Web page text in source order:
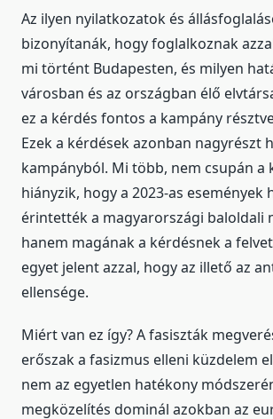
Az ilyen nyilatkozatok és
bizonyítanák, hogy foglalkoznak
mi történt Budapesten, és milyen
városban és az országban élő
ez a kérdés fontos a kampány
Ezek a kérdések azonban nagyrészt
kampányból. Mi több, nem csupán a
hiányzik, hogy a 2023-as események
érintették a magyarországi baloldali
hanem magának a kérdésnek a
egyet jelent azzal, hogy az illető az
ellensége.
Miért van ez így? A fasiszták
erőszak a fasizmus elleni küzdelem
nem az egyetlen hatékony
megközelítés dominál azokban az